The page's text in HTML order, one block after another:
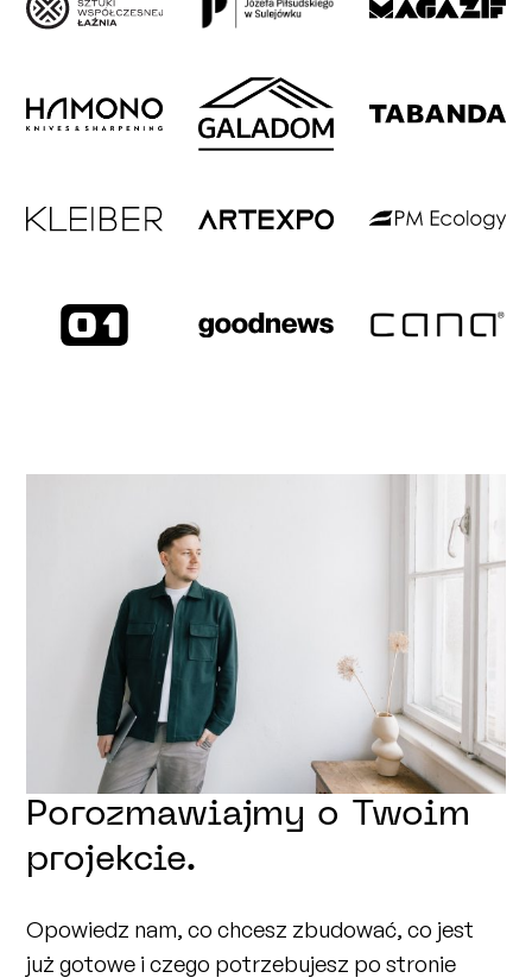
Porozmawiajmy o Twoim
projekcie.
Opowiedz nam, co chcesz zbudować, co jest
już gotowe i czego potrzebujesz po stronie